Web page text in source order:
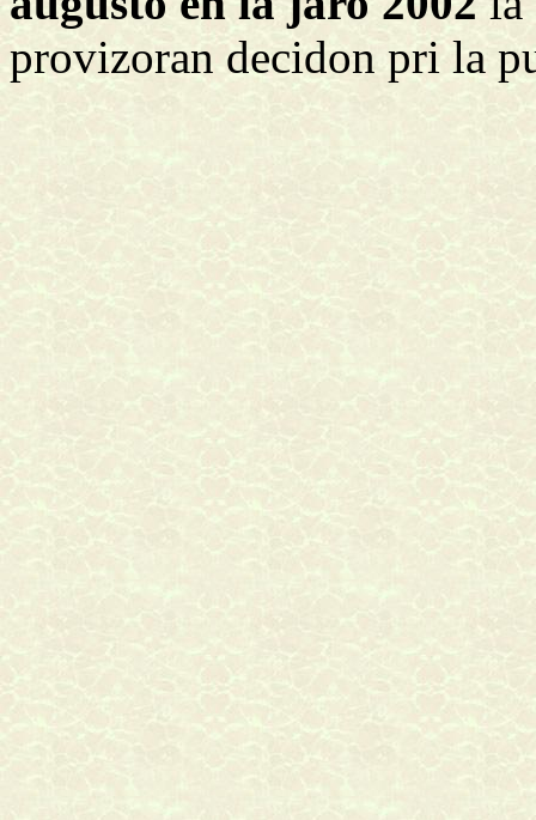
provizoran decidon pri la